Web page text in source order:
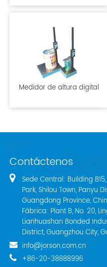
Medidor de altura digital
Contáctenos
Sede Central: Building
Park, Shilou Town, Panyu
Guangdong Province,
Fábrica: Plant B, No. 20,
Lianhuashan Bonded
District, Guangzhou City,
info@jorson.com.cn
+86-20-38888996